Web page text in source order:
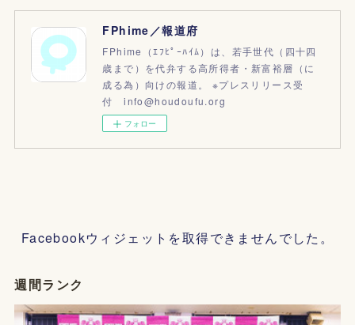
FPhime／報道府
FPhime（ｴﾌﾋﾟｰﾊｲﾑ）は、若手世代（四十四
歳まで）を代弁する高所得者・新富裕層（に
成る為）向けの報道。 ※プレスリリース受
付 info@houdoufu.org
フォロー
Facebookウィジェットを取得できませんでした。
週間ランク